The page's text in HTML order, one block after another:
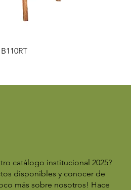
catálogo institucional 2025?
disponibles y conocer de
más sobre nosotros! Hace